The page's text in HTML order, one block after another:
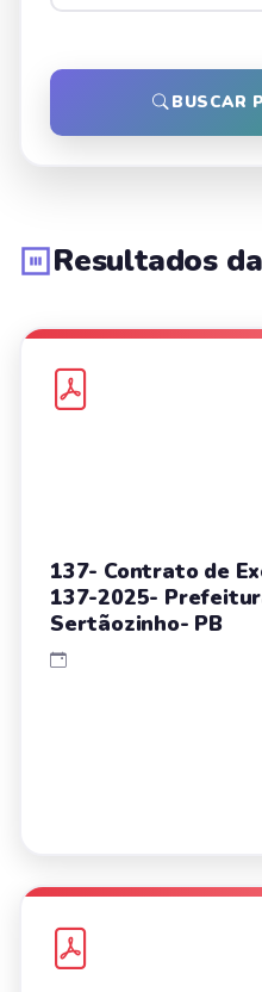
BUSCAR
Resultados
137- Contrato de
137-2025-
Sertãozinho- PB